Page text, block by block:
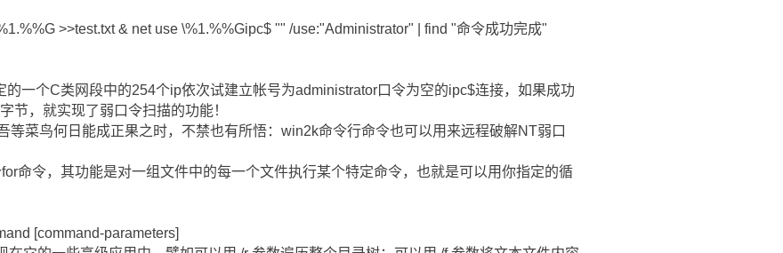
>>test.txt & net use \%1.%%Gipc$ "" /use:"Administrator" | find "命令成功完成"
一个C类网段中的254个ip依次试建立帐号为administrator口令为空的ipc$连接，如果成功
节，就实现了弱口令扫描的功能！
等菜鸟何日能成正果之时，不禁也有所悟：win2k命令行命令也可以用来远程破解NT弱口
命令，其功能是对一组文件中的每一个文件执行某个特定命令，也就是可以用你指定的循
[command-parameters]